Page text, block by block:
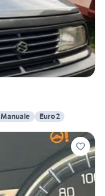
Manuale Euro 2